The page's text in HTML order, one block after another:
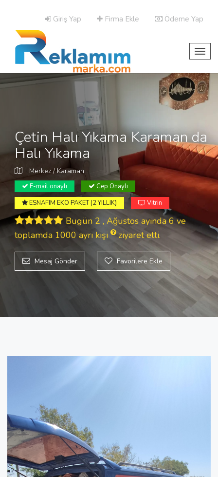
Giriş Yap Firma Ekle Ödeme Yap
Çetin Halı Yıkama Karaman da
Halı Yıkama
Merkez / Karaman
E-mail onaylı
Cep Onaylı
ESNAFIM EKO PAKET (2 YILLIK)
Vitrin
Bugün 2 , Ağustos ayında 6 ve
toplamda 1000 ayrı kişi ziyaret etti.
Mesaj Gönder Favorilere Ekle